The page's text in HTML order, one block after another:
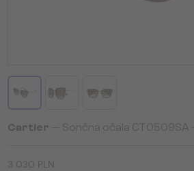
Cartier — Sončna očala CT0509SA
3 030 PLN